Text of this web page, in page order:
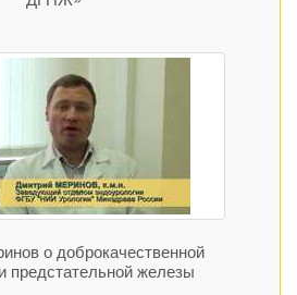
о доброкачественной
предстательной железы